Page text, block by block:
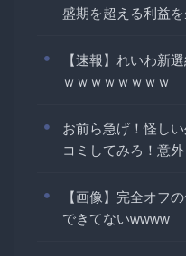
盛期を超える利益
【速報】れいわ新
ｗｗｗｗｗｗｗｗ
お前ら急げ！怪し
コミしてみろ！意
【画像】完全オフ
できてないwwww